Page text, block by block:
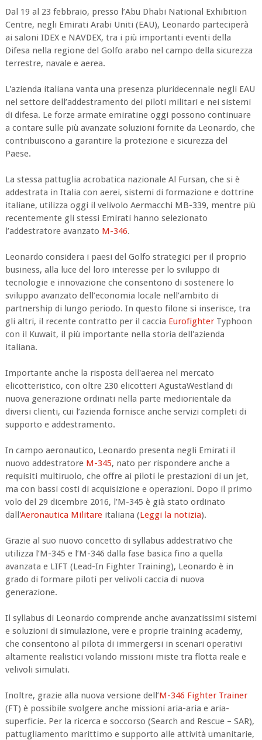
Dal 19 al 23 febbraio, presso l’Abu Dhabi National Exhibition
Centre, negli Emirati Arabi Uniti (EAU), Leonardo parteciperà
ai saloni IDEX e NAVDEX, tra i più importanti eventi della
Difesa nella regione del Golfo arabo nel campo della sicurezza
terrestre, navale e aerea.
L'azienda italiana vanta una presenza pluridecennale negli EAU
nel settore dell’addestramento dei piloti militari e nei sistemi
di difesa. Le forze armate emiratine oggi possono continuare
a contare sulle più avanzate soluzioni fornite da Leonardo, che
contribuiscono a garantire la protezione e sicurezza del
Paese.
La stessa pattuglia acrobatica nazionale Al Fursan, che si è
addestrata in Italia con aerei, sistemi di formazione e dottrine
italiane, utilizza oggi il velivolo Aermacchi MB-339, mentre più
recentemente gli stessi Emirati hanno selezionato
l’addestratore avanzato M-346.
Leonardo considera i paesi del Golfo strategici per il proprio
business, alla luce del loro interesse per lo sviluppo di
tecnologie e innovazione che consentono di sostenere lo
sviluppo avanzato dell’economia locale nell’ambito di
partnership di lungo periodo. In questo filone si inserisce, tra
gli altri, il recente contratto per il caccia EurofighterTyphoon
con il Kuwait, il più importante nella storia dell'azienda
italiana.
Importante anche la risposta dell'aerea nel mercato
elicotteristico, con oltre 230 elicotteri AgustaWestland di
nuova generazione ordinati nella parte mediorientale da
diversi clienti, cui l’azienda fornisce anche servizi completi di
supporto e addestramento.
In campo aeronautico, Leonardo presenta negli Emirati il
nuovo addestratore M-345, nato per rispondere anche a
requisiti multiruolo, che offre ai piloti le prestazioni di un jet,
ma con bassi costi di acquisizione e operazioni. Dopo il primo
volo del 29 dicembre 2016, l’M-345 è già stato ordinato
dall'Aeronautica Militareitaliana (Leggi la notizia).
Grazie al suo nuovo concetto di syllabus addestrativo che
utilizza l’M-345 e l’M-346 dalla fase basica fino a quella
avanzata e LIFT (Lead-In Fighter Training), Leonardo è in
grado di formare piloti per velivoli caccia di nuova
generazione.
Il syllabus di Leonardo comprende anche avanzatissimi sistemi
e soluzioni di simulazione, vere e proprie training academy,
che consentono al pilota di immergersi in scenari operativi
altamente realistici volando missioni miste tra flotta reale e
velivoli simulati.
Inoltre, grazie alla nuova versione dell’M-346 Fighter Trainer
(FT) è possibile svolgere anche missioni aria-aria e aria-
superficie. Per la ricerca e soccorso (Search and Rescue – SAR),
pattugliamento marittimo e supporto alle attività umanitarie,